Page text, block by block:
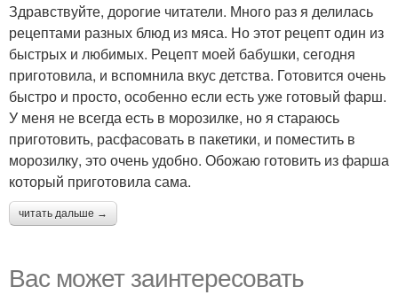
Здравствуйте, дорогие читатели. Много раз я делилась
рецептами разных блюд из мяса. Но этот рецепт один из
быстрых и любимых. Рецепт моей бабушки, сегодня
приготовила, и вспомнила вкус детства. Готовится очень
быстро и просто, особенно если есть уже готовый фарш.
У меня не всегда есть в морозилке, но я стараюсь
приготовить, расфасовать в пакетики, и поместить в
морозилку, это очень удобно. Обожаю готовить из фарша
который приготовила сама.
читать дальше →
Вас может заинтересовать